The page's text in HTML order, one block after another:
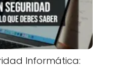
Informática: